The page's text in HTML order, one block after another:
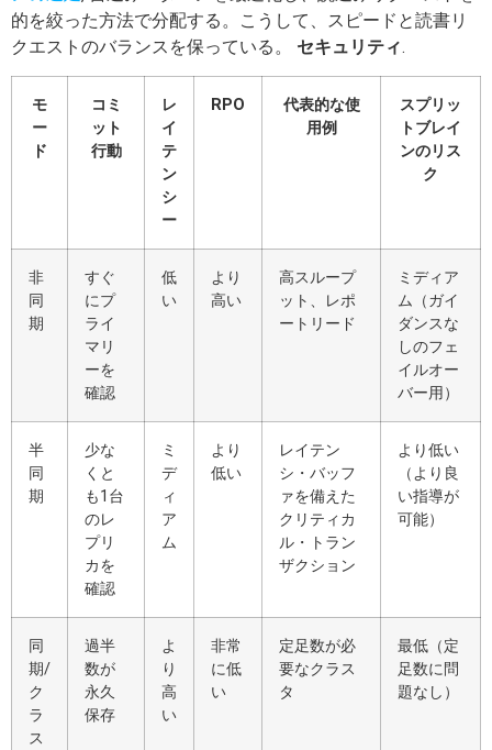
的を絞った方法で分配する。こうして、スピードと読書リ
クエストのバランスを保っている。 セキュリティ.
モ
ー
ド
コミ
ット
行動
レ
イ
テ
ン
シ
ー
RPO
代表的な使
用例
スプリッ
トブレイ
ンのリス
ク
非
同
期
すぐ
にプ
ライ
マリ
ーを
確認
低
い
より
高い
高スループ
ット、レポ
ートリード
ミディア
ム（ガイ
ダンスな
しのフェ
イルオー
バー用）
半
同
期
少な
くと
も1台
のレ
プリ
カを
確認
ミ
デ
ィ
ア
ム
より
低い
レイテン
シ・バッフ
ァを備えた
クリティカ
ル・トラン
ザクション
より低い
（より良
い指導が
可能）
同
期/
ク
ラ
ス
過半
数が
永久
保存
よ
り
高
い
非常
に低
い
定足数が必
要なクラス
タ
最低（定
足数に問
題なし）